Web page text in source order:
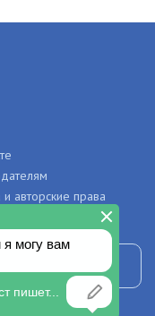
авторские права
сетях